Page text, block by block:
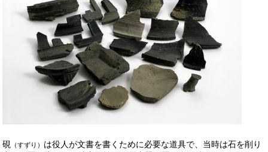
硯 （すずり） は役人が文書を書くために必要な道具で、当時は石を削り